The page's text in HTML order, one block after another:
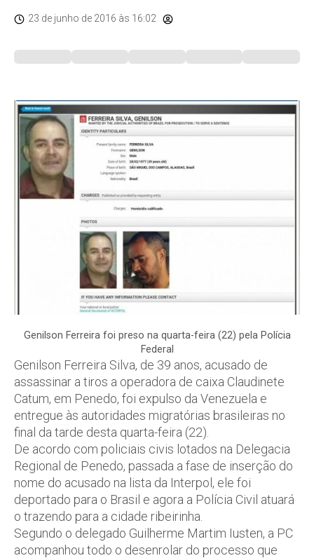
23 de junho de 2016 às 16:02
Genilson Ferreira foi preso na quarta-feira (22) pela Polícia
Federal
Genilson Ferreira Silva, de 39 anos, acusado de
assassinar a tiros a operadora de caixa Claudinete
Catum, em Penedo, foi expulso da Venezuela e
entregue às autoridades migratórias brasileiras no
final da tarde desta quarta-feira (22).
De acordo com policiais civis lotados na Delegacia
Regional de Penedo, passada a fase de inserção do
nome do acusado na lista da Interpol, ele foi
deportado para o Brasil e agora a Polícia Civil atuará
o trazendo para a cidade ribeirinha.
Segundo o delegado Guilherme Martim Iusten, a PC
acompanhou todo o desenrolar do processo que